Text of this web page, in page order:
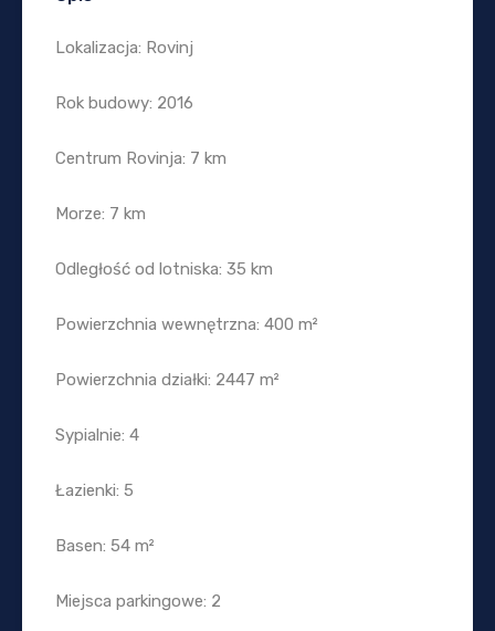
Lokalizacja: Rovinj
Rok budowy: 2016
Centrum Rovinja: 7 km
Morze: 7 km
Odległość od lotniska: 35 km
Powierzchnia wewnętrzna: 400 m²
Powierzchnia działki: 2447 m²
Sypialnie: 4
Łazienki: 5
Basen: 54 m²
Miejsca parkingowe: 2